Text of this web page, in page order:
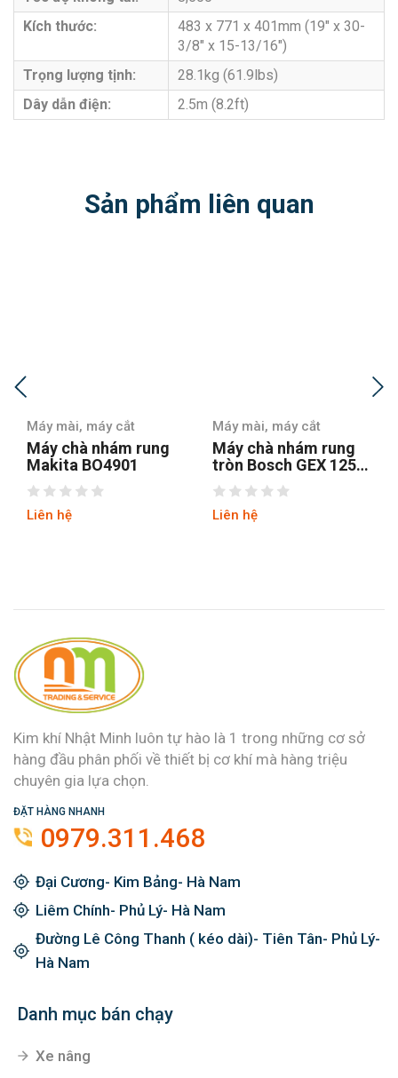
Kích thước:
483 x 771 x 401mm (19″ x 30-
3/8″ x 15-13/16″)
Trọng lượng tịnh:
28.1kg (61.9lbs)
Dây dẫn điện:
2.5m (8.2ft)
Sản phẩm liên quan
Máy mài, máy cắt
Máy chà nhám rung
tròn Bosch GEX 125-1
AE
Liên hệ
Máy mài, máy cắt
Máy chà nhám
Stanley SSS310-B1
Liên hệ
Kim khí Nhật Minh luôn tự hào là 1 trong những cơ sở
hàng đầu phân phối về thiết bị cơ khí mà hàng triệu
chuyên gia lựa chọn.
ĐẶT HÀNG NHANH
0979.311.468
Đại Cương- Kim Bảng- Hà Nam
Liêm Chính- Phủ Lý- Hà Nam
Đường Lê Công Thanh ( kéo dài)- Tiên Tân- Phủ Lý-
Hà Nam
Danh mục bán chạy
Xe nâng